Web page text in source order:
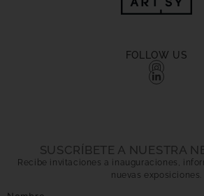
FOLLOW US
SUSCRÍBETE A NUESTRA
Recibe invitaciones a inauguraciones,
nuevas exposiciones.